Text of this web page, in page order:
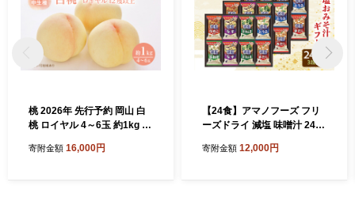
桃 2026年 先行予約 岡山 白
桃 ロイヤル 4～6玉 約1kg J
種・中生種） もも モモ 岡山
寄附金額 16,000円
【24食】アマノフーズ フリ
ーズドライ 減塩 味噌汁 24食
詰め合わせ 送料無料【ふる
寄附金額 12,000円